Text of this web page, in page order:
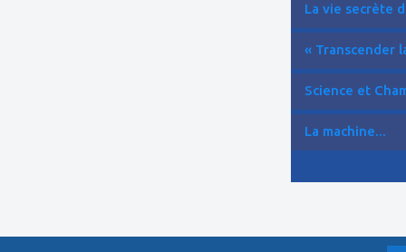
La vie secrète
« Transcender
Science et
La machine...